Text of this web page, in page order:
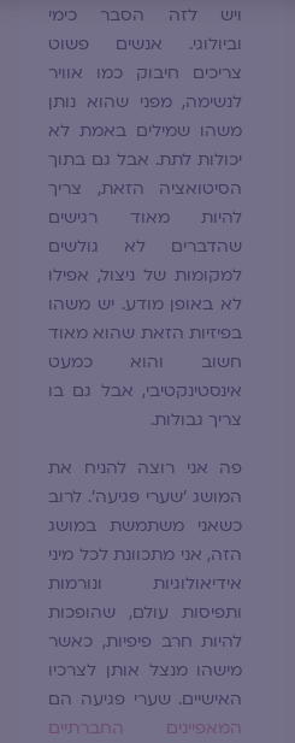
ויש לזה הסבר כימי
וביולוגי. אנשים פשוט
צריכים חיבוק כמו אוויר
לנשימה, מפני שהוא נותן
משהו שמילים באמת לא
יכולות לתת. אבל גם בתוך
הסיטואציה הזאת, צריך
להיות מאוד רגישים
שהדברים לא גולשים
למקומות של ניצול, אפילו
לא באופן מודע. יש משהו
בפיזיות הזאת שהוא מאוד
חשוב והוא כמעט
אינסטינקטיבי, אבל גם בו
צריך גבולות.
פה אני רוצה להניח את
המושג 'שערי פגיעה'. לרוב
כשאני משתמשת במושג
הזה, אני מתכוונת לכל מיני
אידיאולוגיות ונורמות
ותפיסות עולם, שהופכות
להיות חרב פיפיות, כאשר
מישהו מנצל אותן לצרכיו
האישיים. שערי פגיעה הם
המאפיינים החברתיים